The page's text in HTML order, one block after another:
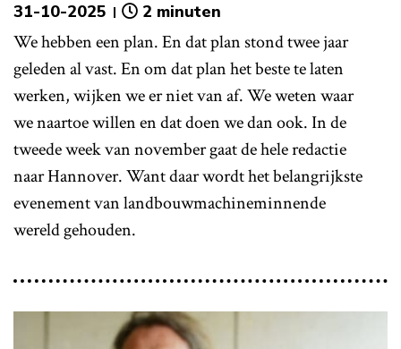
31-10-2025 2 minuten
We hebben een plan. En dat plan stond twee jaar
geleden al vast. En om dat plan het beste te laten
werken, wijken we er niet van af. We weten waar
we naartoe willen en dat doen we dan ook. In de
tweede week van november gaat de hele redactie
naar Hannover. Want daar wordt het belangrijkste
evenement van landbouwmachineminnende
wereld gehouden.